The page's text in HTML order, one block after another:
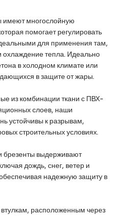
имеют многослойную
помогает регулировать
для применения там,
охлаждение тепла. Идеально
в холодном климате или
в защите от жары.
из комбинации ткани с ПВХ-
слоев, наши
устойчивы к разрывам,
строительных условиях.
брезенты выдерживают
дождь, снег, ветер и
надежную защиту в
расположенным через